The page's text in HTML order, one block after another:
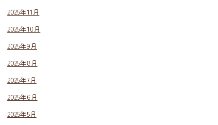
2025年11月
2025年10月
2025年9月
2025年8月
2025年7月
2025年6月
2025年5月